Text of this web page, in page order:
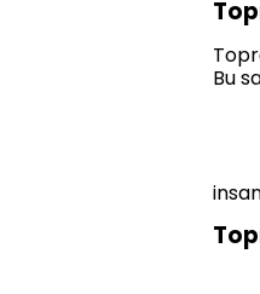
Bu